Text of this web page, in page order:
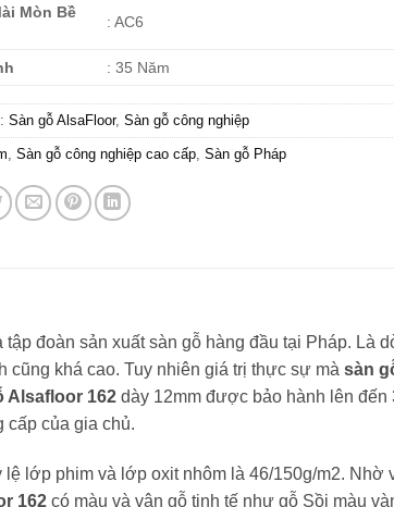
Mòn Bề
: AC6
: 35 Năm
Sàn gỗ AlsaFloor, Sàn gỗ công nghiệp
Sàn gỗ công nghiệp cao cấp, Sàn gỗ Pháp
tập đoàn sản xuất sàn gỗ hàng đầu tại Pháp. Là
cũng khá cao. Tuy nhiên giá trị thực sự mà sàn
Alsafloor 162 dày 12mm được bảo hành lên đến
cấp của gia chủ.
lớp phim và lớp oxit nhôm là 46/150g/m2. Nhờ
162 có màu và vân gỗ tinh tế như gỗ Sồi màu